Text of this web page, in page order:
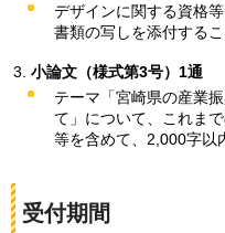
デザインに関する資格
書類の写しを添付するこ
小論文（様式第3号）1通
テーマ「宮崎県の産業
て」について、これま
等を含めて、2,000字以
受付期間